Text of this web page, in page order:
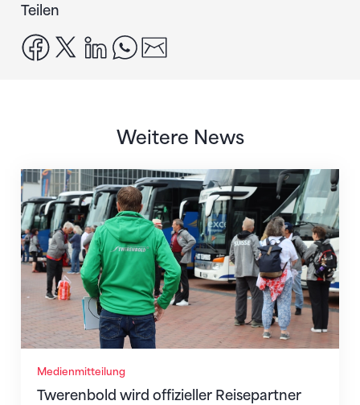
Teilen
facebook
x linkedinwhatsapp
Weitere News
Medienmitteilung
Twerenbold wird offizieller Reisepartner
Twerenbold wird offizieller Reisepartner des STV